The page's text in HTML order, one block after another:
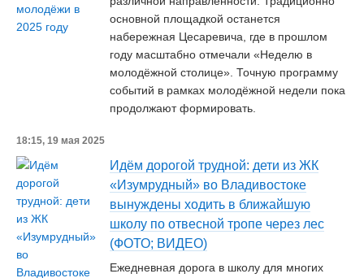
основной площадкой останется
набережная Цесаревича, где в прошлом
году масштабно отмечали «Неделю в
молодёжной столице». Точную программу
событий в рамках молодёжной недели пока
продолжают формировать.
18:15, 19 мая 2025
Идём дорогой трудной: дети из ЖК
«Изумрудный» во Владивостоке
вынуждены ходить в ближайшую
школу по отвесной тропе через лес
(ФОТО; ВИДЕО)
Ежедневная дорога в школу для многих